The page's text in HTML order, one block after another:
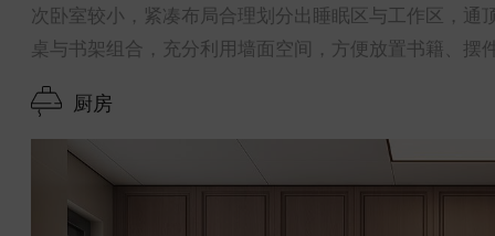
次卧室较小，紧凑布局合理划分出睡眠区与工作区，
桌与书架组合，充分利用墙面空间，方便放置书籍、摆
厨房